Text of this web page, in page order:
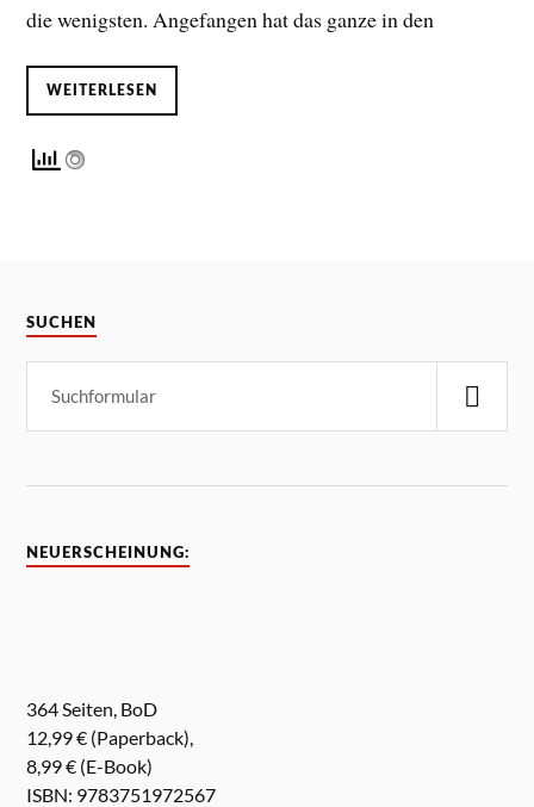
die wenigsten. Angefangen hat das ganze in den
WEITERLESEN
SUCHEN
NEUERSCHEINUNG:
364 Seiten, BoD
12,99 € (Paperback),
8,99 € (E-Book)
ISBN: 9783751972567